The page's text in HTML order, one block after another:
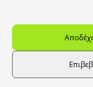
8000 mAh
Εγγύηση:12 μήνες